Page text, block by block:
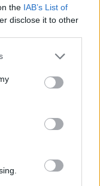
the IAB’s List of
disclose it to other
or more Google
You may click to
party tags to
in below Google